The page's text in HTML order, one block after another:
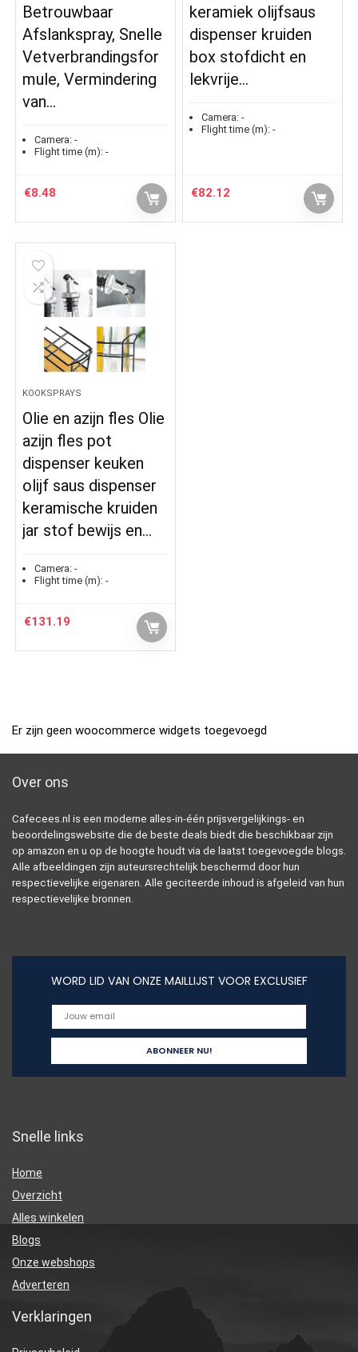
Betrouwbaar
Afslankspray, Snelle
Vetverbrandingsfor
mule, Vermindering
van…
Camera: -
Flight time (m): -
€8.48
keramiek olijfsaus
dispenser kruiden
box stofdicht en
lekvrije…
Camera: -
Flight time (m): -
€82.12
KOOKSPRAYS
Olie en azijn fles Olie
azijn fles pot
dispenser keuken
olijf saus dispenser
keramische kruiden
jar stof bewijs en…
Camera: -
Flight time (m): -
€131.19
Er zijn geen woocommerce widgets toegevoegd
Over ons
Cafecees.nl is een moderne alles-in-één prijsvergelijkings- en
beoordelingswebsite die de beste deals biedt die beschikbaar zijn
op amazon en u op de hoogte houdt via de laatst toegevoegde blogs.
Alle afbeeldingen zijn auteursrechtelijk beschermd door hun
respectievelijke eigenaren. Alle geciteerde inhoud is afgeleid van hun
respectievelijke bronnen.
WORD LID VAN ONZE MAILLIJST VOOR EXCLUSIEF
Snelle links
Home
Overzicht
Alles winkelen
Blogs
Onze webshops
Adverteren
Verklaringen